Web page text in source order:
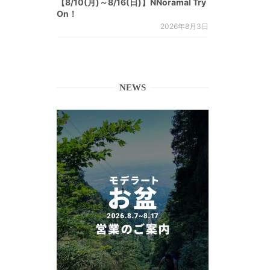
【8/10(月)～8/16(日)】NNoramal Try
On！
2026年8月3日
NEWS